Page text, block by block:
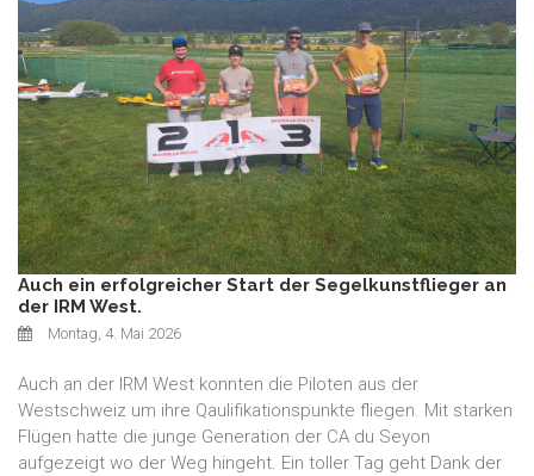
Auch ein erfolgreicher Start der Segelkunstflieger an
der IRM West.
Montag, 4. Mai 2026
Auch an der IRM West konnten die Piloten aus der
Westschweiz um ihre Qaulifikationspunkte fliegen. Mit starken
Flügen hatte die junge Generation der CA du Seyon
aufgezeigt wo der Weg hingeht. Ein toller Tag geht Dank der